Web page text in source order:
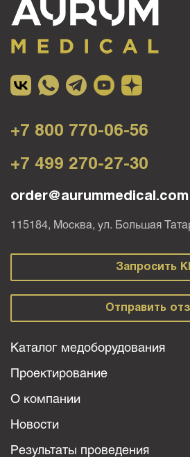
Каталог медоборудования
Проектирование
О компании
Новости
Результаты проведения
+7 800 770-06-56
+7 499 270-27-30
order@aurummedical.com
115184, Москва, ул. Большая
Запросить КП
Отправить